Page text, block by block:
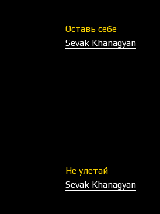
Оставь себе
Sevak Khanagyan
Не улетай
Sevak Khanagyan